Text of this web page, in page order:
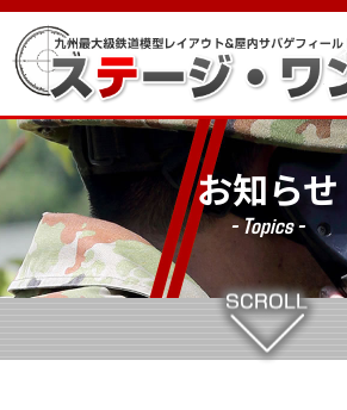
お知らせ
- Topics -